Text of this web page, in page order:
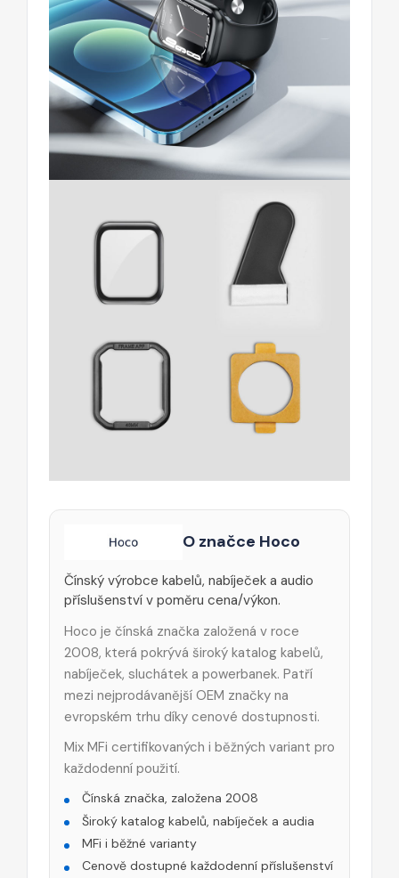
O značce Hoco
Čínský výrobce kabelů, nabíječek a audio
příslušenství v poměru cena/výkon.
Hoco je čínská značka založená v roce
2008, která pokrývá široký katalog kabelů,
nabíječek, sluchátek a powerbanek. Patří
mezi nejprodávanější OEM značky na
evropském trhu díky cenové dostupnosti.
Mix MFi certifikovaných i běžných variant pro
každodenní použití.
Čínská značka, založena 2008
Široký katalog kabelů, nabíječek a audia
MFi i běžné varianty
Cenově dostupné každodenní příslušenství